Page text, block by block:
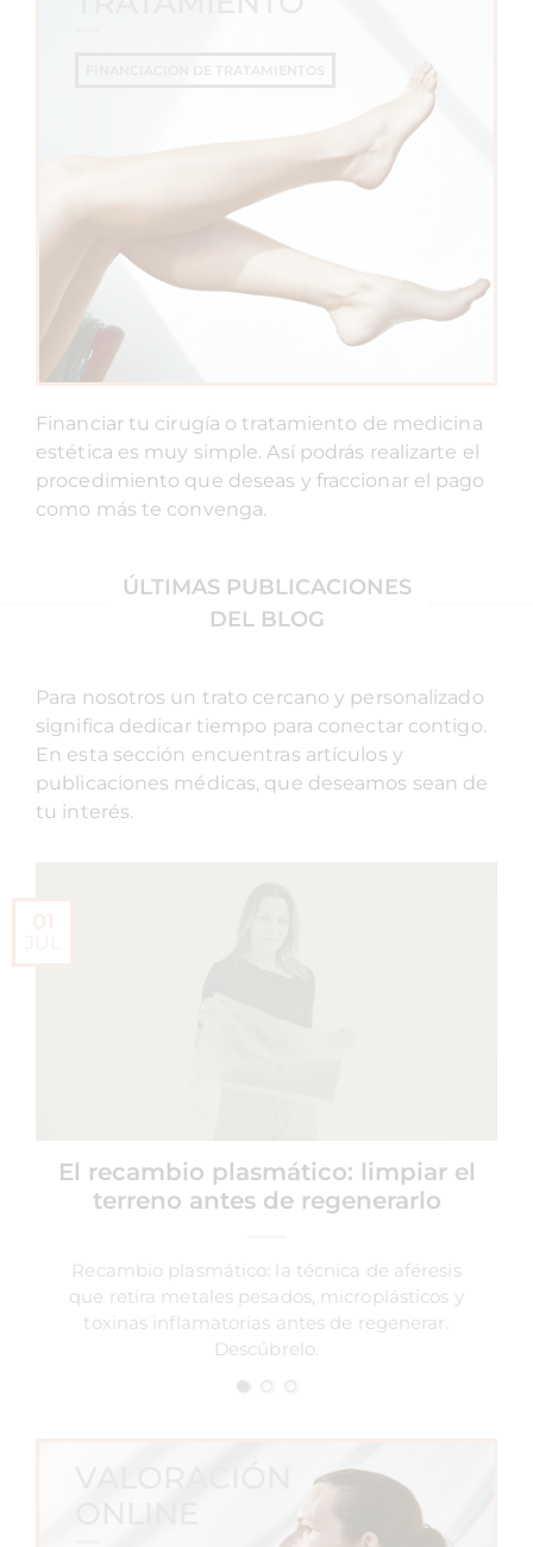
FINANCIACIÓN DE TRATAMIENTOS
Financiar tu cirugía o tratamiento de medicina
estética es muy simple. Así podrás realizarte el
procedimiento que deseas y fraccionar el pago
como más te convenga.
ÚLTIMAS PUBLICACIONES
DEL BLOG
Para nosotros un trato cercano y personalizado
significa dedicar tiempo para conectar contigo.
En esta sección encuentras artículos y
publicaciones médicas, que deseamos sean de
tu interés.
El recambio plasmático: limpiar el
terreno antes de regenerarlo
Recambio plasmático: la técnica de aféresis
que retira metales pesados, microplásticos y
toxinas inflamatorias antes de regenerar.
Descúbrelo.